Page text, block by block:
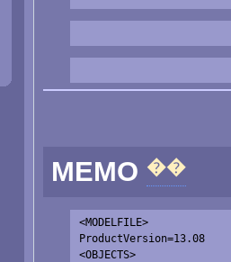
MEMO ��
<MODELFILE>
ProductVersion=13.08
<OBJECTS>